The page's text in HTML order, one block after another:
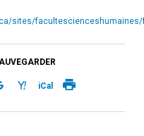
sites/
iCal